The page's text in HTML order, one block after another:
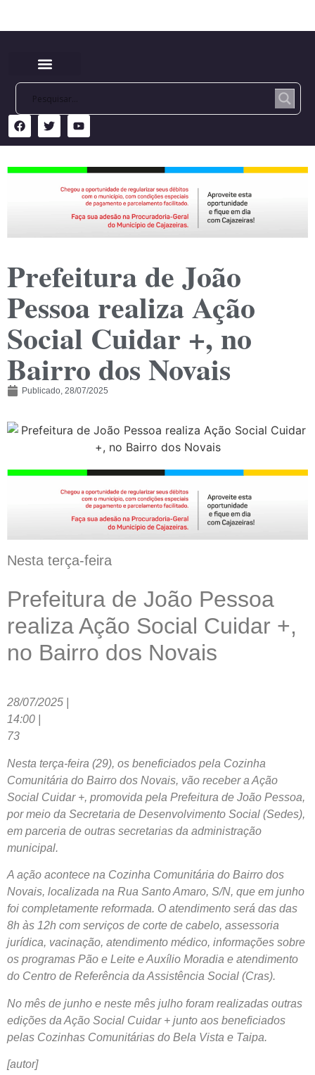
Prefeitura de João
Pessoa realiza Ação
Social Cuidar +, no
Bairro dos Novais
Publicado, 28/07/2025
Nesta terça-feira
Prefeitura de João Pessoa
realiza Ação Social Cuidar +,
no Bairro dos Novais
28/07/2025 |
14:00 |
73
Nesta terça-feira (29), os beneficiados pela Cozinha
Comunitária do Bairro dos Novais, vão receber a Ação
Social Cuidar +, promovida pela Prefeitura de João Pessoa,
por meio da Secretaria de Desenvolvimento Social (Sedes),
em parceria de outras secretarias da administração
municipal.
A ação acontece na Cozinha Comunitária do Bairro dos
Novais, localizada na Rua Santo Amaro, S/N, que em junho
foi completamente reformada. O atendimento será das das
8h às 12h com serviços de corte de cabelo, assessoria
jurídica, vacinação, atendimento médico, informações sobre
os programas Pão e Leite e Auxílio Moradia e atendimento
do Centro de Referência da Assistência Social (Cras).
No mês de junho e neste mês julho foram realizadas outras
edições da Ação Social Cuidar + junto aos beneficiados
pelas Cozinhas Comunitárias do Bela Vista e Taipa.
[autor]